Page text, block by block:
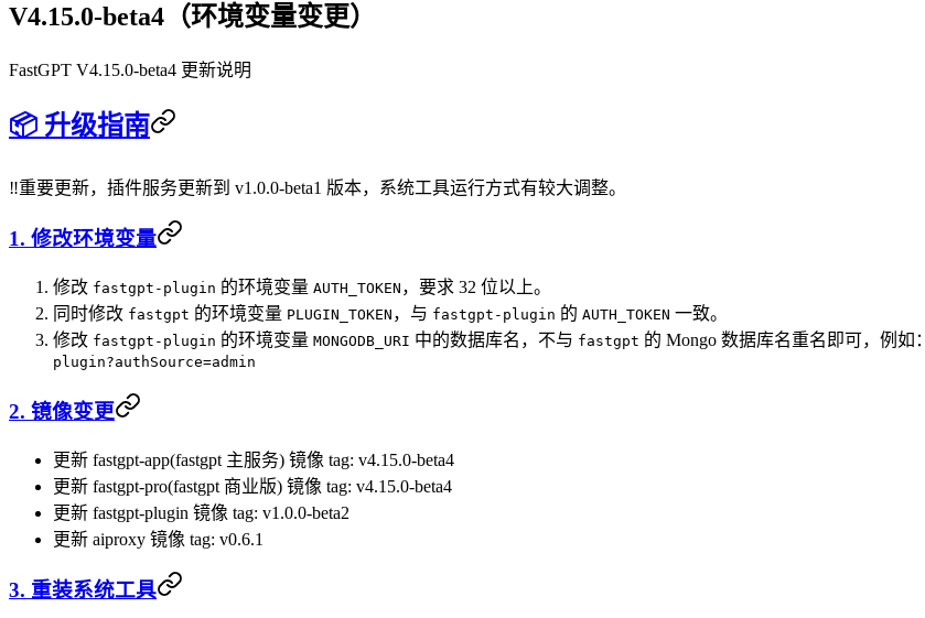
V4.15.0-beta4（环境变量变更）
FastGPT V4.15.0-beta4 更新说明
📦 升级指南
‼️重要更新，插件服务更新到 v1.0.0-beta1 版本，系统工具运行方式有较大调整。
1. 修改环境变量
修改 fastgpt-plugin 的环境变量 AUTH_TOKEN ，要求 32 位以上。
同时修改 fastgpt 的环境变量 PLUGIN_TOKEN ，与 fastgpt-plugin 的 AUTH_TOKEN 一致。
修改 fastgpt-plugin 的环境变量 MONGODB_URI 中的数据库名，不与 fastgpt 的 Mongo 数据库名重名即可，例如：
plugin?authSource=admin
2. 镜像变更
更新 fastgpt-app(fastgpt 主服务) 镜像 tag: v4.15.0-beta4
更新 fastgpt-pro(fastgpt 商业版) 镜像 tag: v4.15.0-beta4
更新 fastgpt-plugin 镜像 tag: v1.0.0-beta2
更新 aiproxy 镜像 tag: v0.6.1
3. 重装系统工具